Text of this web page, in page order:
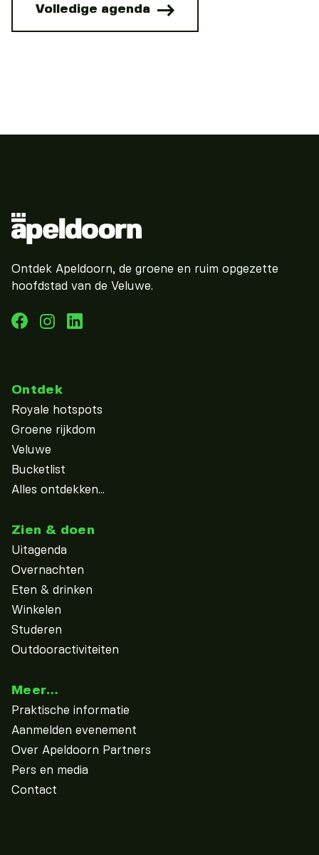
Volledige agenda
Ontdek Apeldoorn, de groene en ruim opgezette
hoofdstad van de Veluwe.
Ontdek
Royale hotspots
Groene rijkdom
Veluwe
Bucketlist
Alles ontdekken...
Zien & doen
Uitagenda
Overnachten
Eten & drinken
Winkelen
Studeren
Outdooractiviteiten
Meer…
Praktische informatie
Aanmelden evenement
Over Apeldoorn Partners
Pers en media
Contact